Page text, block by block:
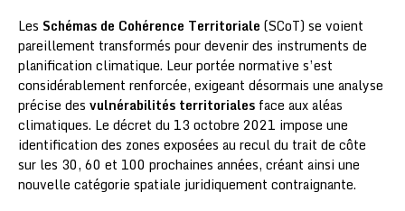
Les Schémas de Cohérence Territoriale (SCoT) se voient
pareillement transformés pour devenir des instruments de
planification climatique. Leur portée normative s’est
considérablement renforcée, exigeant désormais une analyse
précise des vulnérabilités territoriales face aux aléas
climatiques. Le décret du 13 octobre 2021 impose une
identification des zones exposées au recul du trait de côte
sur les 30, 60 et 100 prochaines années, créant ainsi une
nouvelle catégorie spatiale juridiquement contraignante.